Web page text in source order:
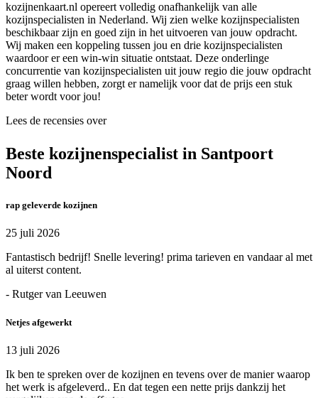
kozijnenkaart.nl opereert volledig onafhankelijk van alle
kozijnspecialisten in Nederland. Wij zien welke kozijnspecialisten
beschikbaar zijn en goed zijn in het uitvoeren van jouw opdracht.
Wij maken een koppeling tussen jou en drie kozijnspecialisten
waardoor er een win-win situatie ontstaat. Deze onderlinge
concurrentie van kozijnspecialisten uit jouw regio die jouw opdracht
graag willen hebben, zorgt er namelijk voor dat de prijs een stuk
beter wordt voor jou!
Lees de recensies over
Beste kozijnenspecialist in Santpoort
Noord
rap geleverde kozijnen
25 juli 2026
Fantastisch bedrijf! Snelle levering! prima tarieven en vandaar al met
al uiterst content.
- Rutger van Leeuwen
Netjes afgewerkt
13 juli 2026
Ik ben te spreken over de kozijnen en tevens over de manier waarop
het werk is afgeleverd.. En dat tegen een nette prijs dankzij het